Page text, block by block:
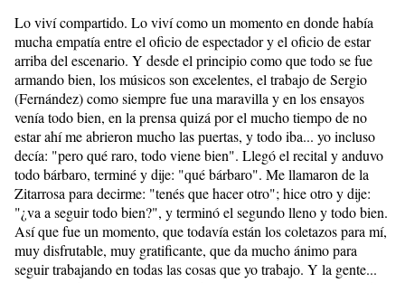
Lo viví compartido. Lo viví como un momento en donde había
mucha empatía entre el oficio de espectador y el oficio de estar
arriba del escenario. Y desde el principio como que todo se fue
armando bien, los músicos son excelentes, el trabajo de Sergio
(Fernández) como siempre fue una maravilla y en los ensayos
venía todo bien, en la prensa quizá por el mucho tiempo de no
estar ahí me abrieron mucho las puertas, y todo iba... yo incluso
decía: "pero qué raro, todo viene bien". Llegó el recital y anduvo
todo bárbaro, terminé y dije: "qué bárbaro". Me llamaron de la
Zitarrosa para decirme: "tenés que hacer otro"; hice otro y dije:
"¿va a seguir todo bien?", y terminó el segundo lleno y todo bien.
Así que fue un momento, que todavía están los coletazos para mí,
muy disfrutable, muy gratificante, que da mucho ánimo para
seguir trabajando en todas las cosas que yo trabajo. Y la gente...